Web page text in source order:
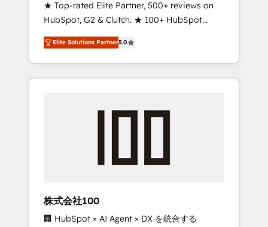
★ Top-rated Elite Partner, 500+ reviews on
HubSpot, G2 & Clutch. ★ 100+ HubSpot
Certified Experts & Trainers across the team
★ 1,500+ implementations across five
continents ★ AI-First, RevOps-led,
Onboarding obsessed ★ Company of the
engine. We onboard your team, migrate your
from any legacy CRM. Zero downtime, full
data integrity. ➤ Implementation: Configure
Elite Solutions Partner5.0
株式会社100
🏢 HubSpot × AI Agent × DX を統合する